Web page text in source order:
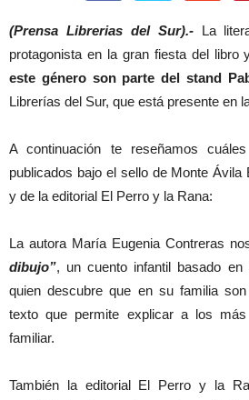
(Prensa Librerias del Sur).-
La
protagonista en la gran fiesta del libro
este género son parte del stand
Librerías del Sur, que está presente en
A continuación te reseñamos
publicados bajo el sello de Monte Ávila
y de la editorial El Perro y la Rana:
La autora María Eugenia Contreras
dibujo”, un cuento infantil basado en
quien descubre que en su familia
texto que permite explicar a los más
familiar.
También la editorial El Perro y la